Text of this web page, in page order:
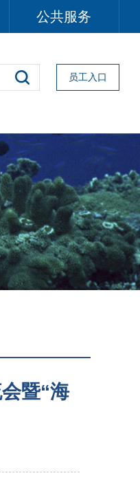
公共服务
员工入口
暨“海